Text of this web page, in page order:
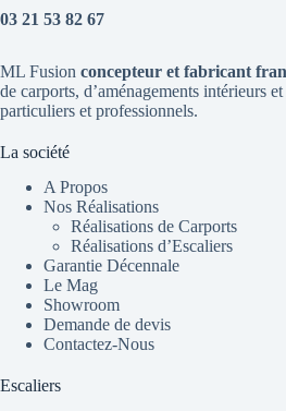
03 21 53 82 67
ML Fusion concepteur et fabricant
de carports, d’aménagements intérieurs
particuliers et professionnels.
La société
A Propos
Nos Réalisations
Réalisations de Carports
Réalisations d’Escaliers
Garantie Décennale
Le Mag
Showroom
Demande de devis
Contactez-Nous
Escaliers